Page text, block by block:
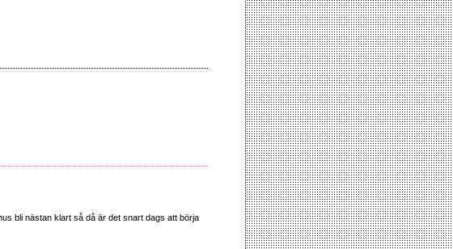
bli nästan klart så då är det snart dags att börja